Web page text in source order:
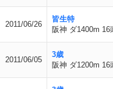
2011/06/26
皆生特
阪神 ダ1400m 16
2011/06/05
3歳
阪神 ダ1200m 16